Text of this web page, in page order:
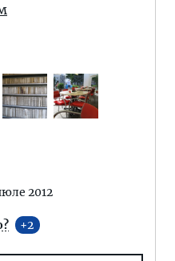
2012
2